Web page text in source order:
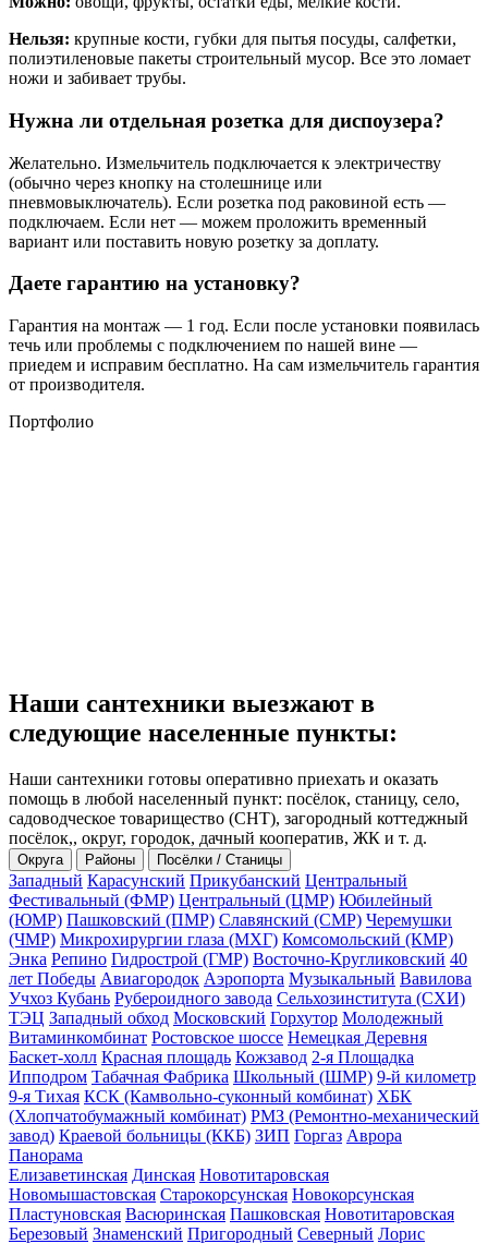
Нельзя: крупные кости, губки для пытья посуды, салфетки,
полиэтиленовые пакеты строительный мусор. Все это ломает
ножи и забивает трубы.
Нужна ли отдельная розетка для диспоузера?
Желательно. Измельчитель подключается к электричеству
(обычно через кнопку на столешнице или
пневмовыключатель). Если розетка под раковиной есть —
подключаем. Если нет — можем проложить временный
вариант или поставить новую розетку за доплату.
Даете гарантию на установку?
Гарантия на монтаж — 1 год. Если после установки появилась
течь или проблемы с подключением по нашей вине —
приедем и исправим бесплатно. На сам измельчитель гарантия
от производителя.
Портфолио
Наши сантехники выезжают в
следующие населенные пункты:
Наши сантехники готовы оперативно приехать и оказать
помощь в любой населенный пункт: посёлок, станицу, село,
садоводческое товарищество (СНТ), загородный коттеджный
посёлок,, округ, городок, дачный кооператив, ЖК и т. д.
Округа Районы Посёлки / Станицы
Западный Карасунский Прикубанский Центральный
Фестивальный (ФМР) Центральный (ЦМР) Юбилейный
(ЮМР) Пашковский (ПМР) Славянский (СМР) Черемушки
(ЧМР) Микрохирургии глаза (МХГ) Комсомольский (КМР)
Энка Репино Гидрострой (ГМР) Восточно-Кругликовский 40
лет Победы Авиагородок Аэропорта Музыкальный Вавилова
Учхоз Кубань Рубероидного завода Сельхозинститута (СХИ)
ТЭЦ Западный обход Московский Горхутор Молодежный
Витаминкомбинат Ростовское шоссе Немецкая Деревня
Баскет-холл Красная площадь Кожзавод 2-я Площадка
Ипподром Табачная Фабрика Школьный (ШМР) 9-й километр
9-я Тихая КСК (Камвольно-суконный комбинат) ХБК
(Хлопчатобумажный комбинат) РМЗ (Ремонтно-механический
завод) Краевой больницы (ККБ) ЗИП Горгаз Аврора
Панорама
Елизаветинская Динская Новотитаровская
Новомышастовская Старокорсунская Новокорсунская
Пластуновская Васюринская Пашковская Новотитаровская
Березовый Знаменский Пригородный Северный Лорис